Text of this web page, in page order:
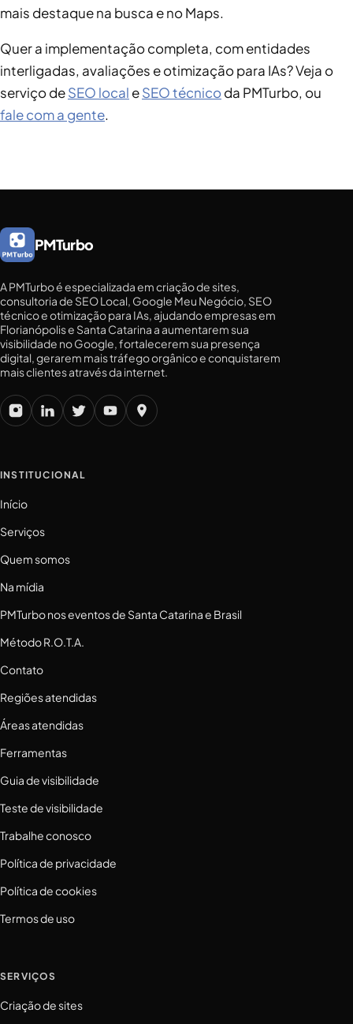
mais destaque na busca e no Maps.
Quer a implementação completa, com entidades
interligadas, avaliações e otimização para IAs? Veja o
serviço deSEO local eSEO técnicoda PMTurbo, ou
fale com a gente.
PMTurbo
A PMTurbo é especializada em criação de sites,
consultoria de SEO Local, Google Meu Negócio, SEO
técnico e otimização para IAs, ajudando empresas em
Florianópolis e Santa Catarina a aumentarem sua
visibilidade no Google, fortalecerem sua presença
digital, gerarem mais tráfego orgânico e conquistarem
mais clientes através da internet.
INSTITUCIONAL
Início
Serviços
Quem somos
Na mídia
PMTurbo nos eventos de Santa Catarina e Brasil
Método R.O.T.A.
Contato
Regiões atendidas
Áreas atendidas
Ferramentas
Guia de visibilidade
Teste de visibilidade
Trabalhe conosco
Política de privacidade
Política de cookies
Termos de uso
SERVIÇOS
Criação de sites